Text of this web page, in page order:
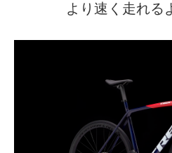
より速く走れる